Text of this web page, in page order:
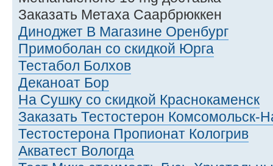
Заказать Метаха Саарбрюккен
Диноджет В Магазине Оренбург
Примоболан со скидкой Юрга
Тестабол Болхов
Деканоат Бор
На Сушку со скидкой Краснокаменск
Заказать Тестостерон Комсомольск-
Тестостерона Пропионат Кологрив
Акватест Вологда